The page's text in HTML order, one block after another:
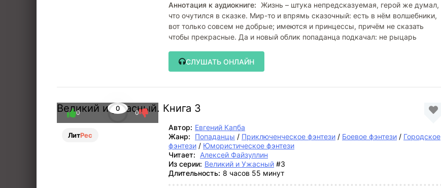
Аннотация к аудиокниге:
Жизнь – штука непредсказуемая, герой же думал,
что очутился в сказке. Мир-то и впрямь сказочный: есть в нём волшебники,
вот только совсем не добрые; имеются и принцессы, причём не сказать
чтобы прекрасные. Да и новый облик попаданца подкачал: не рыцарь
СЛУШАТЬ ОНЛАЙН
Великий и ужасный. Книга 3
ЛитРес
0
0 0
Автор: Евгений Капба
Жанр:
Попаданцы / Приключенческое фэнтези / Боевое фэнтези / Городское
фэнтези / Юмористическое фэнтези
Читает:
Алексей Файзуллин
Из серии: Великий и Ужасный #3
Длительность: 8 часов 55 минут